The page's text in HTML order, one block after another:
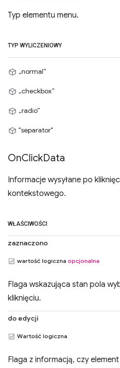
Typ elementu menu.
TYP WYLICZENIOWY
„normal”
„checkbox”
„radio”
"separator"
OnClickData
Informacje wysyłane po
kontekstowego.
WŁAŚCIWOŚCI
zaznaczono
wartość logiczna opcjonalna
Flaga wskazująca stan pola
kliknięciu.
do edycji
Wartość logiczna
Flaga z informacją, czy